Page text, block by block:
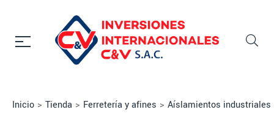
Inicio > Tienda > Ferretería y afines > Aíslamientos industriales